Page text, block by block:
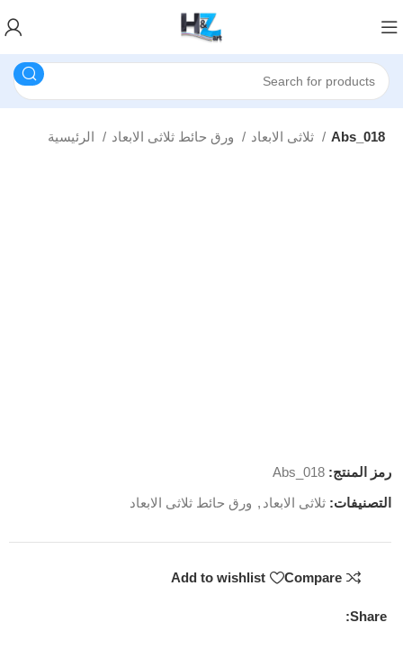
ثلاثى الابعاد Abs_018
رمز المنتج:Abs_018
التصنيفات: ثلاثى الابعاد , ورق حائط ثلاثى الابعاد
Compare
Add to wishlist
Share: